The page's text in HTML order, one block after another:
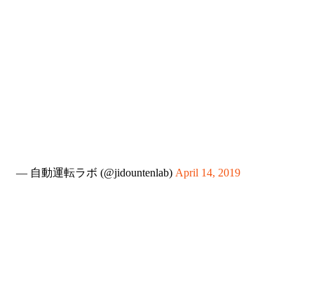
— 自動運転ラボ (@jidountenlab) April 14, 2019